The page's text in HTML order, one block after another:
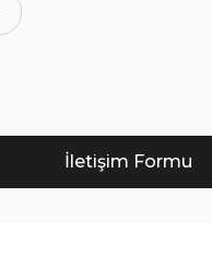
İletişim Formu